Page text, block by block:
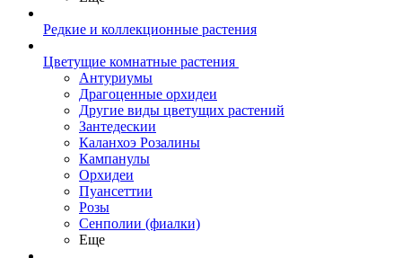
Редкие и коллекционные растения
Цветущие комнатные растения
Антуриумы
Драгоценные орхидеи
Другие виды цветущих растений
Зантедескии
Каланхоэ Розалины
Кампанулы
Орхидеи
Пуансеттии
Розы
Сенполии (фиалки)
Еще